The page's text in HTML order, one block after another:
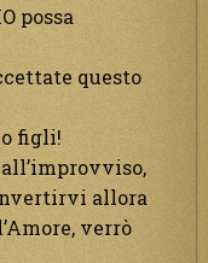
possa
questo
figli!
allora
verrò